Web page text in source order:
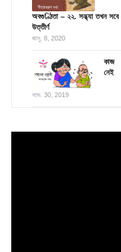
অবগুণ্ঠিতা – ২২. সন্ধ্যা তখন সবে
উত্তীর্ণ
জানু. 8, 2020
কাজ
নেই
নভে. 30, 2019